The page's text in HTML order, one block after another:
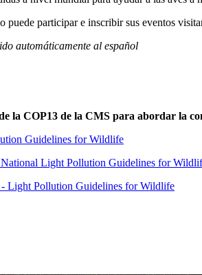
puede participar e inscribir sus eventos
automáticamente al español
la COP13 de la CMS para abordar la
Guidelines for Wildlife
Light Pollution Guidelines for
Light Pollution Guidelines for Wildlife